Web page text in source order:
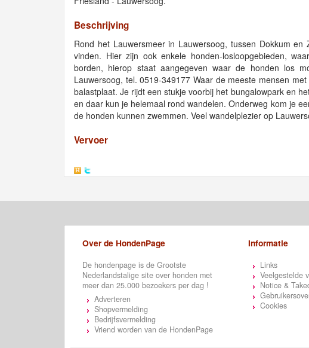
Beschrijving
Rond het Lauwersmeer in Lauwersoog, tussen Dokkum
vinden. Hier zijn ook enkele honden-losloopgebieden,
borden, hierop staat aangegeven waar de honden los
Lauwersoog, tel. 0519-349177 Waar de meeste mensen
balastplaat. Je rijdt een stukje voorbij het bungalowpark en
en daar kun je helemaal rond wandelen. Onderweg kom je
de honden kunnen zwemmen. Veel wandelplezier op
Vervoer
Over de HondenPage
De hondenpage is de Grootste
Nederlandstalige site over honden met
meer dan 25.000 bezoekers per dag !
Adverteren
Shopvermelding
Bedrijfsvermelding
Vriend worden van de HondenPage
Informatie
Links
Veelgestelde
Notice &
Cookies